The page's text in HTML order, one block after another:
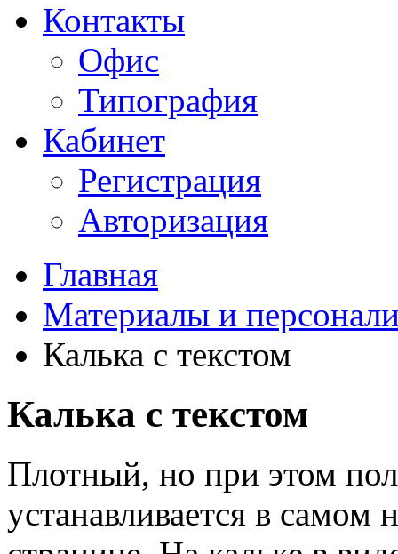
Контакты
Офис
Типография
Кабинет
Регистрация
Авторизация
Главная
Материалы и
Калька с текстом
Калька с текстом
Плотный, но при этом
устанавливается в самом